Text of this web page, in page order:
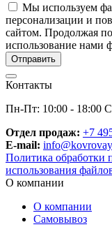
Мы используем
персонализации и
сайтом. Продолжая
использование нами
Контакты
Пн-Пт: 10:00 - 18:00
Отдел продаж: +7
E-mail:
Политика обработки
использования
О компании
О компании
Самовывоз